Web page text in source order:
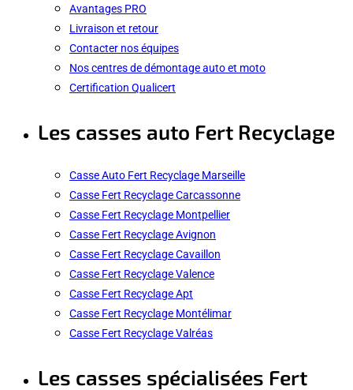
Avantages PRO
Livraison et retour
Contacter nos équipes
Nos centres de démontage auto et moto
Certification Qualicert
Les casses auto Fert Recyclage
Casse Auto Fert Recyclage Marseille
Casse Fert Recyclage Carcassonne
Casse Fert Recyclage Montpellier
Casse Fert Recyclage Avignon
Casse Fert Recyclage Cavaillon
Casse Fert Recyclage Valence
Casse Fert Recyclage Apt
Casse Fert Recyclage Montélimar
Casse Fert Recyclage Valréas
Les casses spécialisées Fert